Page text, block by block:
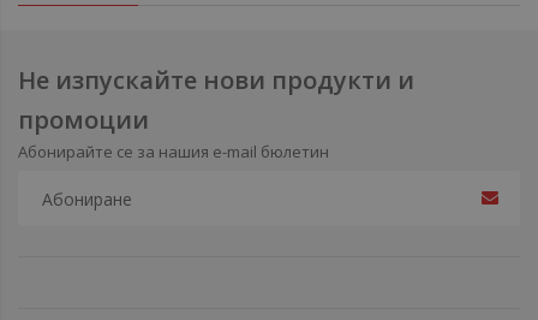
Не изпускайте нови продукти и
промоции
Абонирайте се за нашия e-mail бюлетин